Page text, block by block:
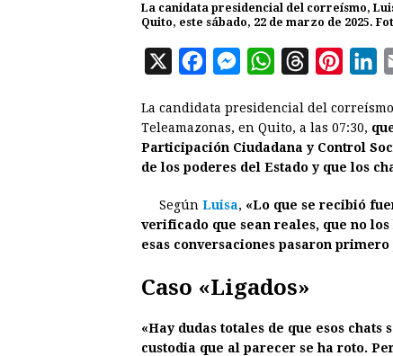
La canidata presidencial del correísmo,
Quito, este sábado, 22 de marzo de 2025.
X
c
e
b
o
k
M
s
s
e
g
e
W
a
t
s
p
p
r
e
a
s
n
t
e
r
e
s
n
k
e
I
n
La candidata presidencial del
Teleamazonas, en Quito, a las 07:30,
Participación Ciudadana y Control
de los poderes del Estado y que los
Según Luisa, «Lo que se recibió
verificado que sean reales, que no
esas conversaciones pasaron
Caso «Ligados»
«Hay dudas totales de que esos
custodia que al parecer se ha roto.